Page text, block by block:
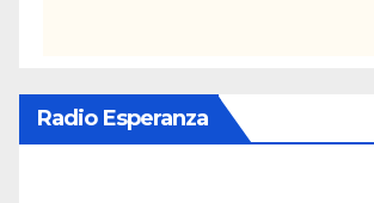
Radio Esperanza